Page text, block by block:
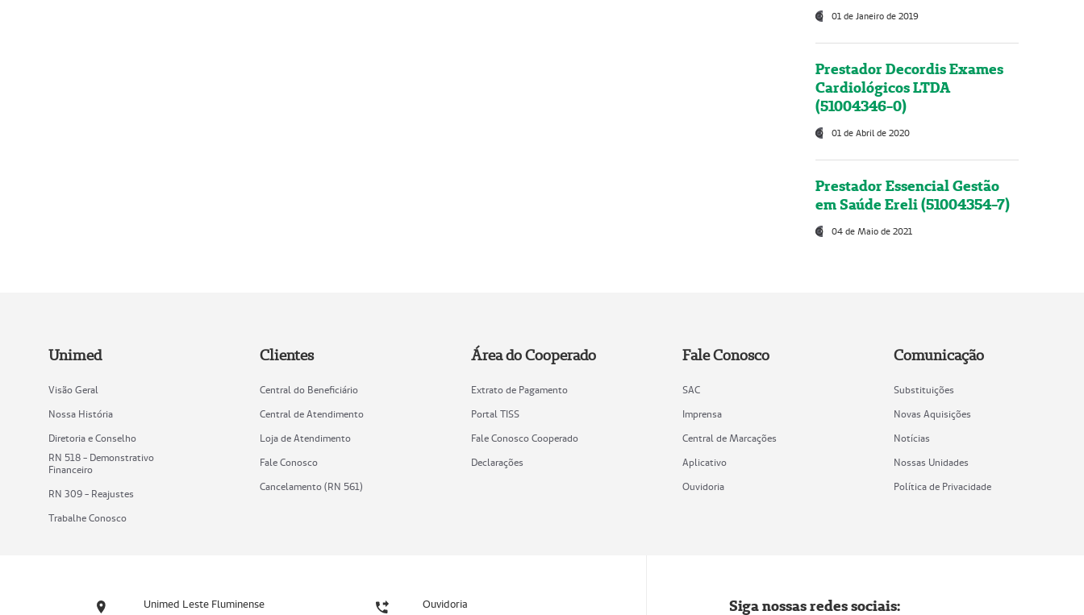
01 de Janeiro de 2019
Prestador Decordis Exames
Cardiológicos LTDA
(51004346-0)
01 de Abril de 2020
Prestador Essencial Gestão
em Saúde Ereli (51004354-7)
04 de Maio de 2021
Unimed
Visão Geral
Nossa História
Diretoria e Conselho
RN 518 - Demonstrativo
Financeiro
RN 309 - Reajustes
Trabalhe Conosco
Clientes
Central do Beneficiário
Central de Atendimento
Loja de Atendimento
Fale Conosco
Cancelamento (RN 561)
Área do Cooperado
Extrato de Pagamento
Portal TISS
Fale Conosco Cooperado
Declarações
Fale Conosco
SAC
Imprensa
Central de Marcações
Aplicativo
Ouvidoria
Comunicação
Substituições
Novas Aquisições
Notícias
Nossas Unidades
Política de Privacidade
Unimed Leste Fluminense Ouvidoria Siga nossas redes sociais: